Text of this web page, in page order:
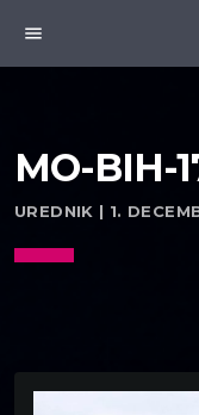
menu
MO-BIH-
UREDNIK | 1.